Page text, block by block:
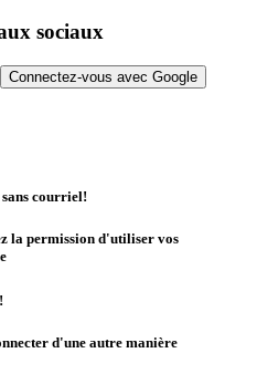
sociaux
Connectez-vous avec Google
sans courriel!
la permission d'utiliser vos
d'une autre manière